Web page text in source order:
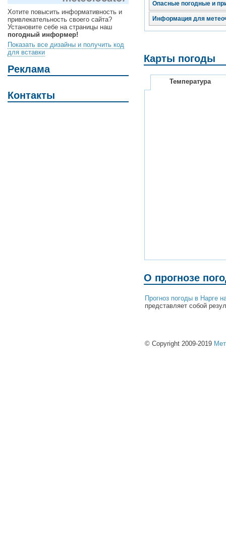
Хотите повысить информативность и
привлекательность своего сайта?
Установите себе на страницы наш
погодный информер!
Показать все дизайны и получить код
для вставки
Реклама
Контакты
Опасные погодные и
Информация для
Карты погоды
Температура
О прогнозе
Прогноз погоды в Нарге
представляет собой
© Copyright 2009-2019